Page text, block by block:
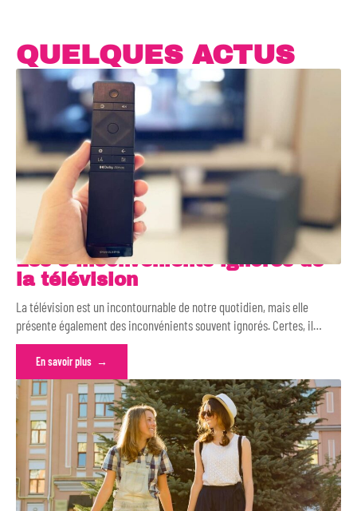
QUELQUES ACTUS
Les 5 inconvénients ignorés de
la télévision
La télévision est un incontournable de notre quotidien, mais elle
présente également des inconvénients souvent ignorés. Certes, il…
En savoir plus